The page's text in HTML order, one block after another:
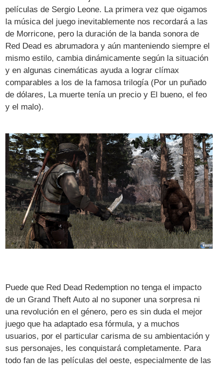
películas de Sergio Leone. La primera vez que oigamos
la música del juego inevitablemente nos recordará a las
de Morricone, pero la duración de la banda sonora de
Red Dead es abrumadora y aún manteniendo siempre el
mismo estilo, cambia dinámicamente según la situación
y en algunas cinemáticas ayuda a lograr clímax
comparables a los de la famosa trilogía (Por un puñado
de dólares, La muerte tenía un precio y El bueno, el feo
y el malo).
Puede que Red Dead Redemption no tenga el impacto
de un Grand Theft Auto al no suponer una sorpresa ni
una revolución en el género, pero es sin duda el mejor
juego que ha adaptado esa fórmula, y a muchos
usuarios, por el particular carisma de su ambientación y
sus personajes, les conquistará completamente. Para
todo fan de las películas del oeste, especialmente de las